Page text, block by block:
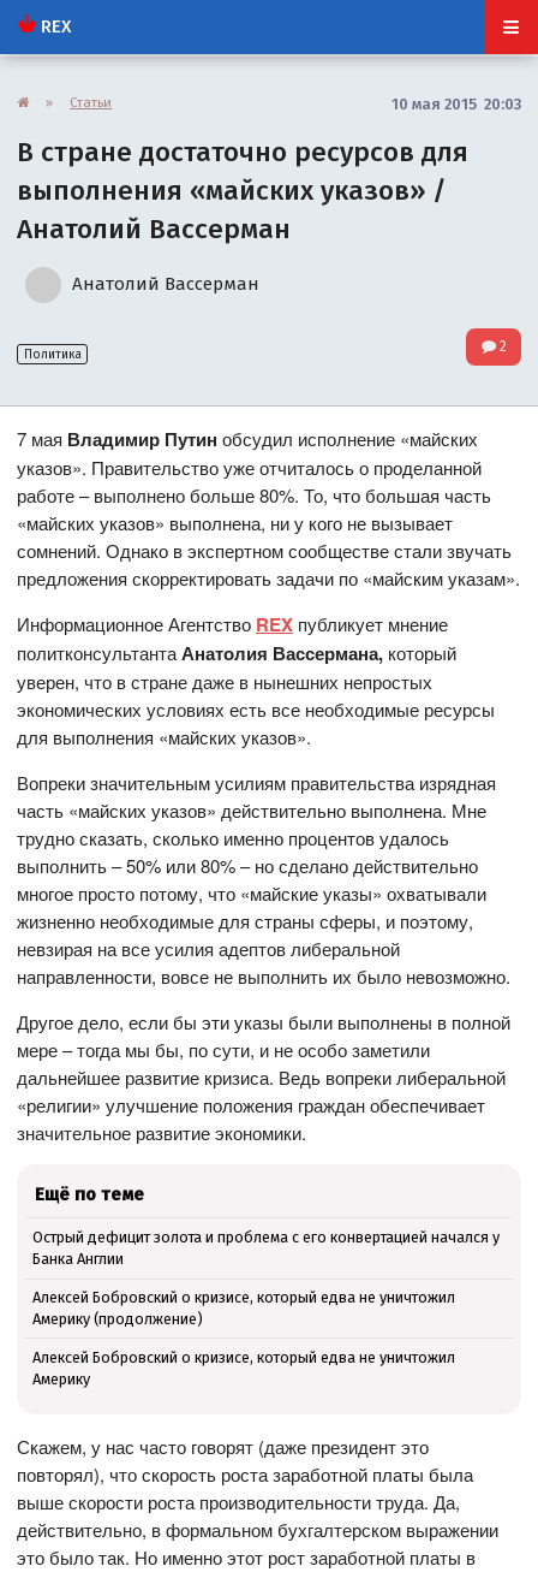
REX
» Статьи 10 мая 2015 20:03
В стране достаточно ресурсов для
выполнения «майских указов» /
Анатолий Вассерман
Анатолий Вассерман
Политика 2
7 мая Владимир Путин обсудил исполнение «майских
указов». Правительство уже отчиталось о проделанной
работе – выполнено больше 80%. То, что большая часть
«майских указов» выполнена, ни у кого не вызывает
сомнений. Однако в экспертном сообществе стали звучать
предложения скорректировать задачи по «майским указам».
Информационное Агентство REX публикует мнение
политконсультантаАнатолия Вассермана, который
уверен, что в стране даже в нынешних непростых
экономических условиях есть все необходимые ресурсы
для выполнения «майских указов».
Вопреки значительным усилиям правительства изрядная
часть «майских указов» действительно выполнена. Мне
трудно сказать, сколько именно процентов удалось
выполнить – 50% или 80% – но сделано действительно
многое просто потому, что «майские указы» охватывали
жизненно необходимые для страны сферы, и поэтому,
невзирая на все усилия адептов либеральной
направленности, вовсе не выполнить их было невозможно.
Другое дело, если бы эти указы были выполнены в полной
мере – тогда мы бы, по сути, и не особо заметили
дальнейшее развитие кризиса. Ведь вопреки либеральной
«религии» улучшение положения граждан обеспечивает
значительное развитие экономики.
Ещё по теме
Острый дефицит золота и проблема с его конвертацией начался у
Банка Англии
Алексей Бобровский о кризисе, который едва не уничтожил
Америку (продолжение)
Алексей Бобровский о кризисе, который едва не уничтожил
Америку
Скажем, у нас часто говорят (даже президент это
повторял), что скорость роста заработной платы была
выше скорости роста производительности труда. Да,
действительно, в формальном бухгалтерском выражении
это было так. Но именно этот рост заработной платы в